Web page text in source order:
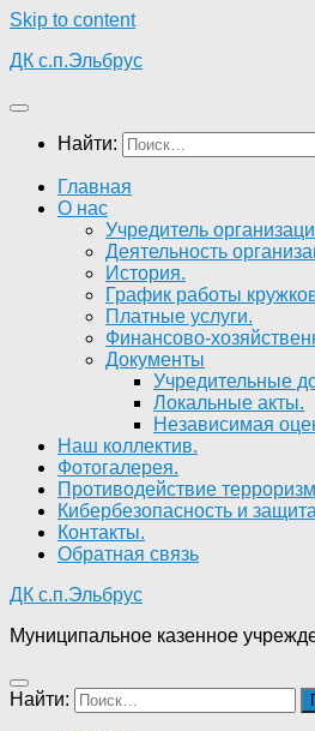
Skip to content
ДК с.п.Эльбрус
Найти:
Главная
О нас
Учредитель
Деятельность
История.
График работы
Платные услуги.
Финансово-
Документы
Учредительные
Локальные акты.
Независимая
Наш коллектив.
Фотогалерея.
Противодействие
Кибербезопасность и
Контакты.
Обратная связь
ДК с.п.Эльбрус
Муниципальное казенное
Найти: